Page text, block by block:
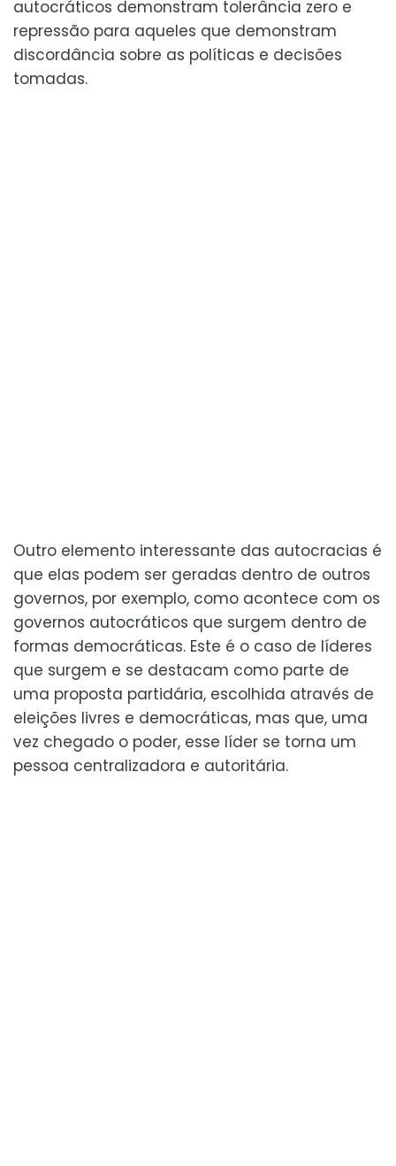
autocráticos demonstram tolerância zero e
repressão para aqueles que demonstram
discordância sobre as políticas e decisões
tomadas.
Outro elemento interessante das autocracias é
que elas podem ser geradas dentro de outros
governos, por exemplo, como acontece com os
governos autocráticos que surgem dentro de
formas democráticas. Este é o caso de líderes
que surgem e se destacam como parte de
uma proposta partidária, escolhida através de
eleições livres e democráticas, mas que, uma
vez chegado o poder, esse líder se torna um
pessoa centralizadora e autoritária.